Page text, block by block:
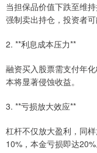
当担保品价值下跌至维
强制卖出持仓，投资者可
2. **利息成本压力**
融资买入股票需支付年
本将显著侵蚀收益。
3. **亏损放大效应**
杠杆不仅放大盈利，同
10%，本金亏损即达20%